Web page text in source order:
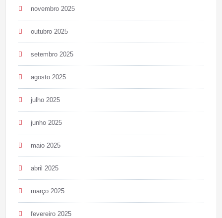
novembro 2025
outubro 2025
setembro 2025
agosto 2025
julho 2025
junho 2025
maio 2025
abril 2025
março 2025
fevereiro 2025